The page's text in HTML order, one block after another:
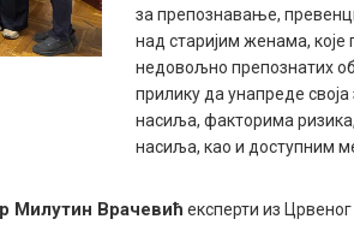
за препознавање,
над старијим женама, које
недовољно препознатих
прилику да унапреде
насиља, факторима
насиља, као и доступним
Милутин Врачевић експерти из